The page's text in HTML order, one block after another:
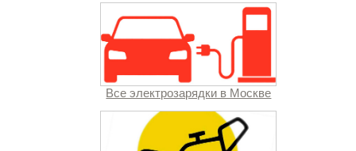
Все электрозарядки в Москве